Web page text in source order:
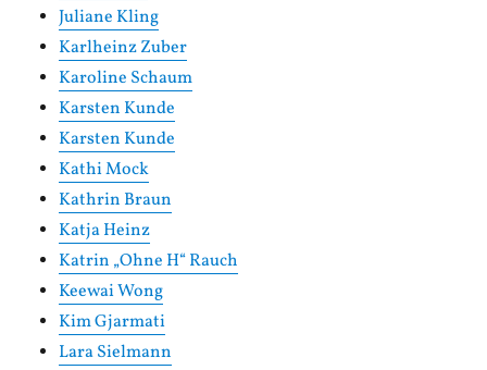
Juliane Kling
Karlheinz Zuber
Karoline Schaum
Karsten Kunde
Karsten Kunde
Kathi Mock
Kathrin Braun
Katja Heinz
Katrin „Ohne H“ Rauch
Keewai Wong
Kim Gjarmati
Lara Sielmann